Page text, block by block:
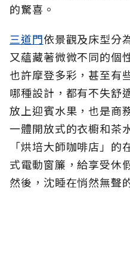
的驚喜。
三道門依景觀及床型分
又蘊藏著微微不同的個
也許摩登多彩，甚至有
哪種設計，都有不失舒
放上迎賓水果，也是商
一體開放式的衣櫥和茶
「烘培大師咖啡店」
式電動窗簾，給享受休
然後，沈睡在悄然無聲